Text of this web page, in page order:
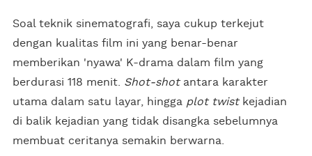
Soal teknik sinematografi, saya cukup terkejut
dengan kualitas film ini yang benar-benar
memberikan 'nyawa' K-drama dalam film yang
berdurasi 118 menit. Shot-shotantara karakter
utama dalam satu layar, hingga plot twistkejadian
di balik kejadian yang tidak disangka sebelumnya
membuat ceritanya semakin berwarna.